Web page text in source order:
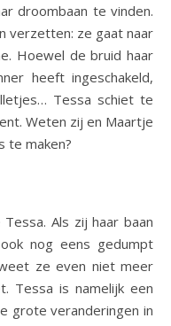
droombaan te vinden.
verzetten: ze gaat naar
Hoewel de bruid haar
heeft ingeschakeld,
Tessa schiet te
Weten zij en Maartje
te maken?
Als zij haar baan
nog eens gedumpt
ze even niet meer
Tessa is namelijk een
grote veranderingen in